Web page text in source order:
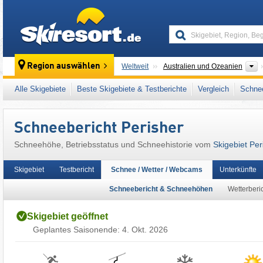
Region auswählen Weltweit Australien und Ozeanien
Dieses Skigebiet liegt auch in: Kosciuszko-
Alle Skigebiete Beste Skigebiete & Testberichte Vergleich
Schneebericht Perisher
Schneehöhe, Betriebsstatus und Schneehistorie vom Skigebiet
Skigebiet Testbericht Schnee / Wetter / Webcams
Schneebericht & Schneehöhen
Unterkünfte
Skigebiet geöffnet
Geplantes Saisonende: 4. Okt. 2026